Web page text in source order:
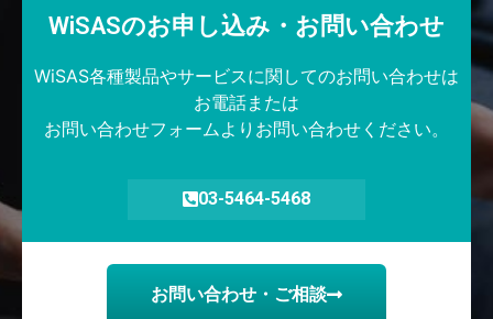
WiSASのお申し込み・お問い合わせ​
WiSAS各種製品やサービスに関してのお問い合わせは
お電話または
お問い合わせフォームよりお問い合わせください。
03-5464-5468
お問い合わせ・ご相談